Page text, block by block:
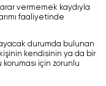
vermemek kaydıyla
faaliyetinde
durumda bulunan
kendisinin ya da bir
için zorunlu